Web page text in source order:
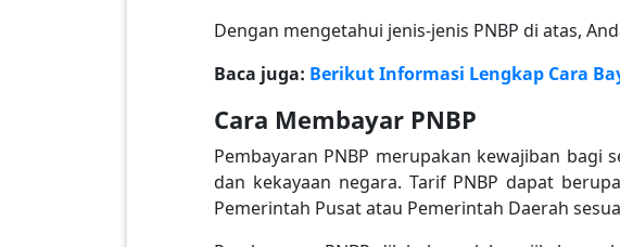
Dengan mengetahui jenis-jenis PNBP di atas,
Baca juga: Berikut Informasi Lengkap Cara
Cara Membayar PNBP
Pembayaran PNBP merupakan kewajiban
dan kekayaan negara. Tarif PNBP dapat
Pemerintah Pusat atau Pemerintah Daerah